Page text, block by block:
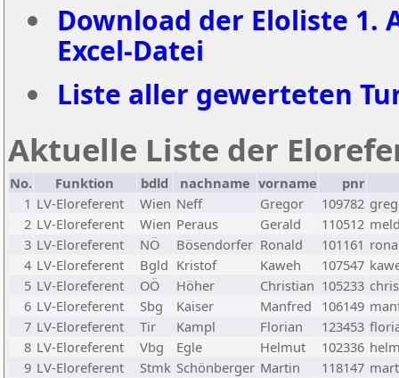
Download der Eloliste 1.
Excel-Datei
Liste aller gewerteten
Aktuelle Liste der
No. Funktion bdld nachname vorname
pnr
1 LV-Eloreferent Wien Neff Gregor 109782
2 LV-Eloreferent Wien Peraus Gerald 110512
3 LV-Eloreferent NÖ Bösendorfer Ronald 101161
4 LV-Eloreferent Bgld Kristof Kaweh 107547
5 LV-Eloreferent OÖ Höher Christian 105233
6 LV-Eloreferent Sbg Kaiser Manfred 106149
7 LV-Eloreferent Tir Kampl Florian 123453
8 LV-Eloreferent Vbg Egle Helmut 102336
9 LV-Eloreferent Stmk Schönberger Martin 118147